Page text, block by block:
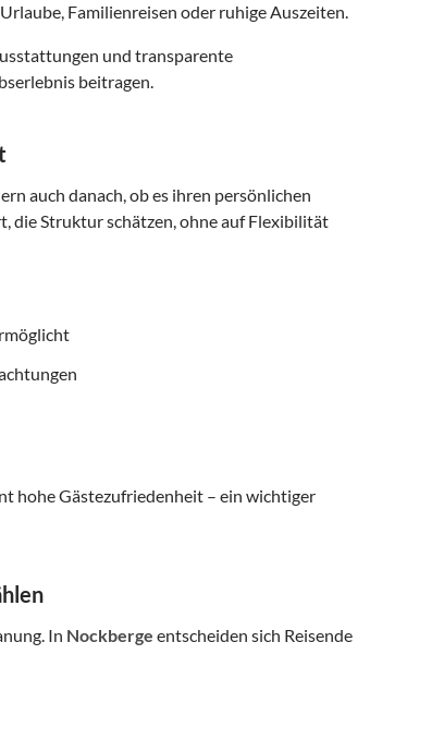
Familienreisen oder ruhige Auszeiten.
und transparente
beitragen.
auch danach, ob es ihren persönlichen
die Struktur schätzen, ohne auf Flexibilität
hohe Gästezufriedenheit – ein wichtiger
In Nockberge entscheiden sich Reisende